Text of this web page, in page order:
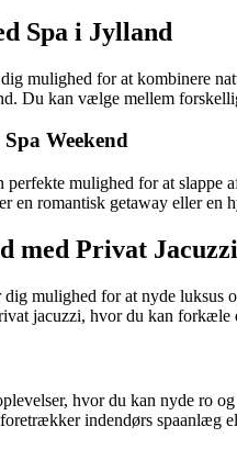
Spa i Jylland
mulighed for at kombinere
Du kan vælge mellem
Weekend
perfekte mulighed for at slappe
en romantisk getaway eller
med Privat Jacuzzi
mulighed for at nyde luksus
jacuzzi, hvor du kan forkæle
hvor du kan nyde ro
indendørs